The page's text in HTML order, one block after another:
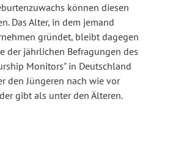
können diesen
Das Alter, in dem jemand
gründet, bleibt dagegen
der jährlichen Befragungen des
Monitors" in Deutschland
den Jüngeren nach wie vor
gibt als unter den Älteren.